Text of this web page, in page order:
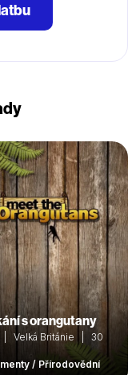
s orangutany
| Velká Británie | 30
/ Přírodovědní